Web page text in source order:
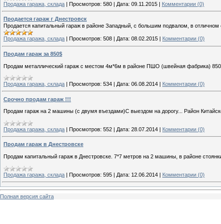
Продажа гаража, склада | Просмотров: 580 | Дата: 09.11.2015 | Комментарии (0)
Продается гараж г Днестровск
Продается капитальный гараж в районе Западный, с большим подвалом, в отличном
Продажа гаража, склада Просмотров: 508 Дата: 08.02.2015 Комментарии (0)
Продам гараж за 850$
Продам металлический гараж с местом 4м*6м в районе ПШО (швейная фабрика)
Продажа гаража, склада Просмотров: 534 Дата: 06.08.2014 Комментарии (0)
Срочно продам гараж !!!
Продам гараж на 2 машины (с двумя въездами)С выездом на дорогу... Район
Продажа гаража, склада | Просмотров: 552 | Дата: 28.07.2014 | Комментарии (0)
Продам гараж в Днестровске
Продам капитальный гараж в Днестровске. 7*7 метров на 2 машины, в районе
Продажа гаража, склада | Просмотров: 595 | Дата: 12.06.2014 | Комментарии (0)
Полная версия сайта